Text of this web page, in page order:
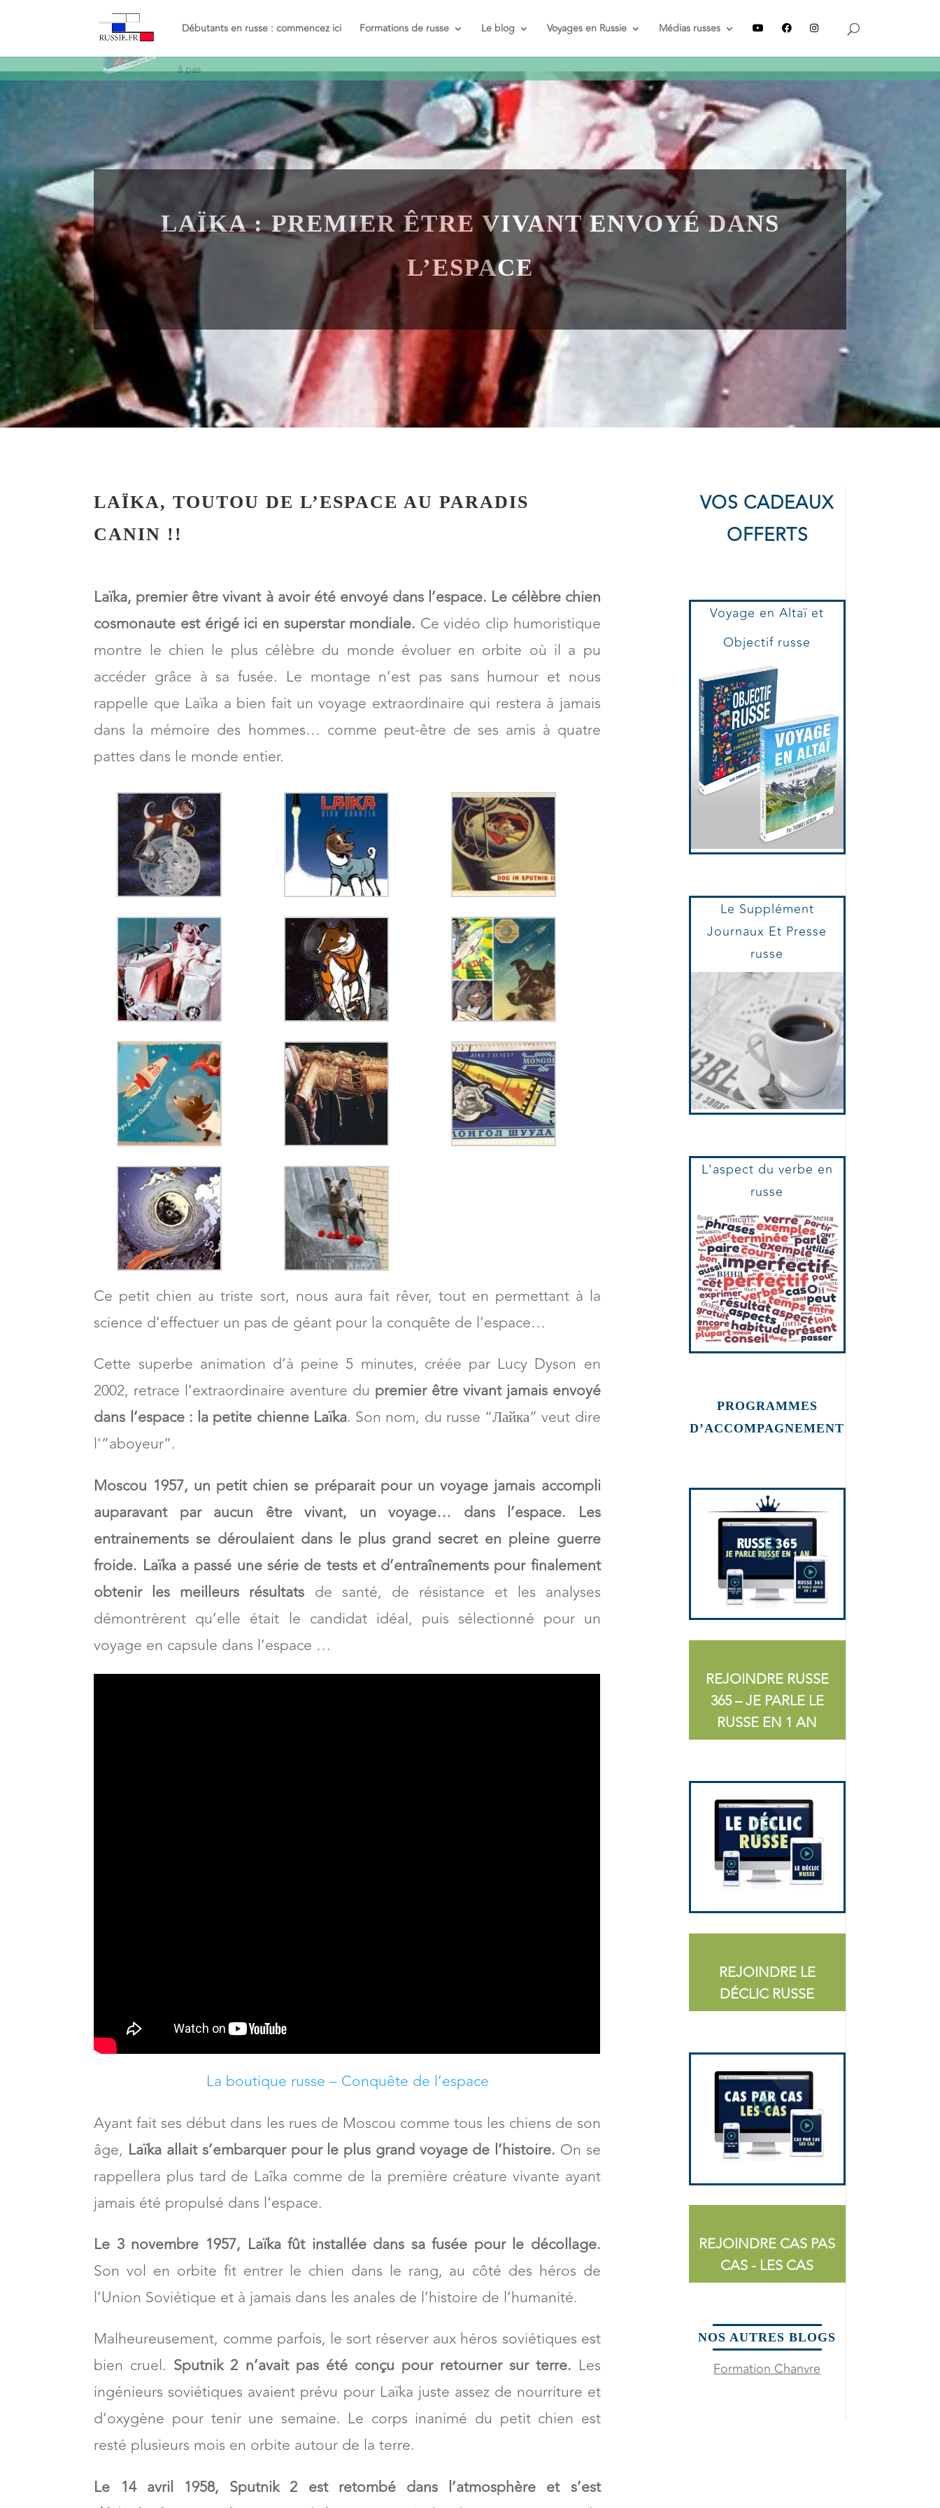
Débutants en russe : commencez ici Formations de russe Le blog Voyages en Russie Médias russes
LAÏKA : PREMIER ÊTRE VIVANT ENVOYÉ DANS
L’ESPACE
CANIN !!
Laïka, premier être vivant à avoir été envoyé dans l’espace. Le célèbre chien
cosmonaute est érigé ici en superstar mondiale. Ce vidéo clip humoristique
montre le chien le plus célèbre du monde évoluer en orbite où il a pu
accéder grâce à sa fusée. Le montage n’est pas sans humour et nous
rappelle que Laïka a bien fait un voyage extraordinaire qui restera à jamais
dans la mémoire des hommes… comme peut-être de ses amis à quatre
pattes dans le monde entier.
Ce petit chien au triste sort, nous aura fait rêver, tout en permettant à la
science d’effectuer un pas de géant pour la conquête de l’espace…
Cette superbe animation d’à peine 5 minutes, créée par Lucy Dyson en
2002, retrace l’extraordinaire aventure du
dans l’espace : la petite chienne Laïka. Son nom, du russe “Лайка” veut dire
l'”aboyeur”.
Moscou 1957, un petit chien se préparait pour un voyage jamais accompli
auparavant par aucun être vivant, un voyage… dans l’espace. Les
entrainements se déroulaient dans le plus grand secret en pleine guerre
froide. Laïka a passé une série de tests et d’entraînements pour finalement
obtenir les meilleurs résultatsde santé, de résistance et les analyses
La boutique russe – Conquête de l’espace
Ayant fait ses début dans les rues de Moscou comme tous les chiens de son
âge,Laïka allait s’embarquer pour le plus grand voyage de l’histoire.
rappellera plus tard de Laîka comme de la première créature vivante ayant
jamais été propulsé dans l’espace.
Le 3 novembre 1957, Laïka fût installée dans sa fusée pour le décollage.
Son vol en orbite fit entrer le chien dans le rang, au côté des héros de
l’Union Soviétique et à jamais dans les anales de l’histoire de l’humanité.
Malheureusement, comme parfois, le sort réserver aux héros soviétiques est
bien cruel.Sputnik 2 n’avait pas été conçu pour retourner sur terre.Les
ingénieurs soviétiques avaient prévu pour Laïka juste assez de nourriture et
d’oxygène pour tenir une semaine. Le corps inanimé du petit chien est
OFFERTS
Voyage en Altaï et
Objectif russe
Le Supplément
Journaux Et Presse
russe
L'aspect du verbe en
russe
D’ACCOMPAGNEMENT
REJOINDRE RUSSE
RUSSE EN 1 AN
DÉCLIC RUSSE
CAS - LES CAS
ObjectifRusse
à pas
Recevez le guide